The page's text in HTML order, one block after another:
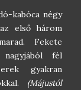
kabóca négy
első három
Fekete
fél
gyakran
(Májustól